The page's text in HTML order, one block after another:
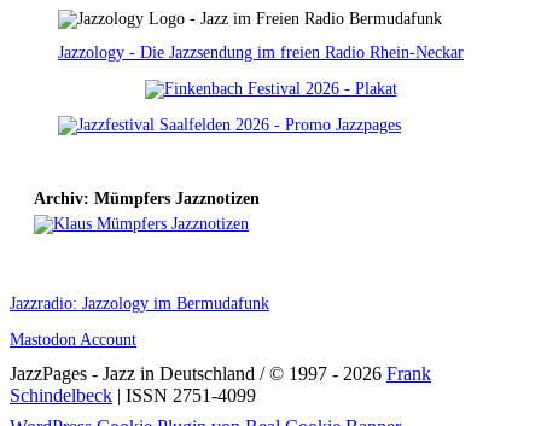
Jazzology - Die Jazzsendung im freien Radio Rhein-Neckar
Archiv: Mümpfers Jazznotizen
Jazzradio: Jazzology im Bermudafunk
Mastodon Account
JazzPages - Jazz in Deutschland / © 1997 - 2026 Frank
Schindelbeck | ISSN 2751-4099